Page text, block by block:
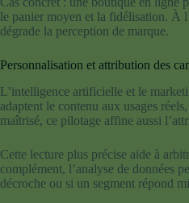
le panier moyen et la fidélisation. À
dégrade la perception de marque.
Personnalisation et attribution des
L’intelligence artificielle et le
adaptent le contenu aux usages
maîtrisé, ce pilotage affine aussi
Cette lecture plus précise aide à
complément, l’analyse de données
décroche ou si un segment répond